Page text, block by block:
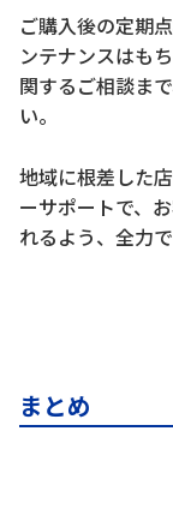
ご購入後の定期
ンテナンスはも
関するご相談ま
い。
地域に根差した
ーサポートで、
れるよう、全力
まとめ